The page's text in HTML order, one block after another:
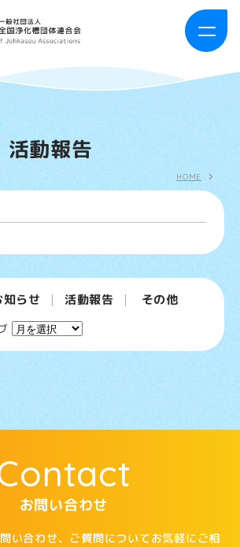
HOME
お知らせ・活動報告
全浄連について
浄化槽とは
出版物案内
お問い合わせ
活動報告
HOME
知らせ 活動報告 その他
ア
ー
カ
イ
お問い合わせ
い合わせ、ご質問についてお気軽にご相